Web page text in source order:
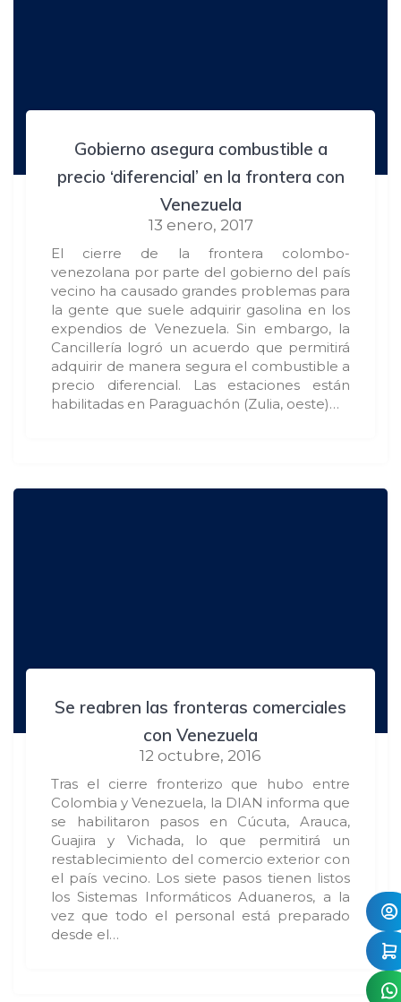
Gobierno asegura combustible a
precio ‘diferencial’ en la frontera con
Venezuela
13 enero, 2017
El cierre de la frontera colombo-
venezolana por parte del gobierno del país
vecino ha causado grandes problemas para
la gente que suele adquirir gasolina en los
expendios de Venezuela. Sin embargo, la
Cancillería logró un acuerdo que permitirá
adquirir de manera segura el combustible a
precio diferencial. Las estaciones están
habilitadas en Paraguachón (Zulia, oeste)…
Se reabren las fronteras comerciales
con Venezuela
12 octubre, 2016
Tras el cierre fronterizo que hubo entre
Colombia y Venezuela, la DIAN informa que
se habilitaron pasos en Cúcuta, Arauca,
Guajira y Vichada, lo que permitirá un
restablecimiento del comercio exterior con
el país vecino. Los siete pasos tienen listos
los Sistemas Informáticos Aduaneros, a la
vez que todo el personal está preparado
desde el…